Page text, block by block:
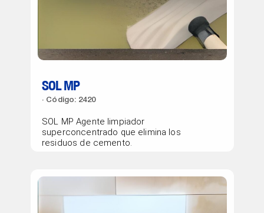
SOL MP
Código: 2420
SOL MP Agente limpiador
superconcentrado que elimina los
residuos de cemento.